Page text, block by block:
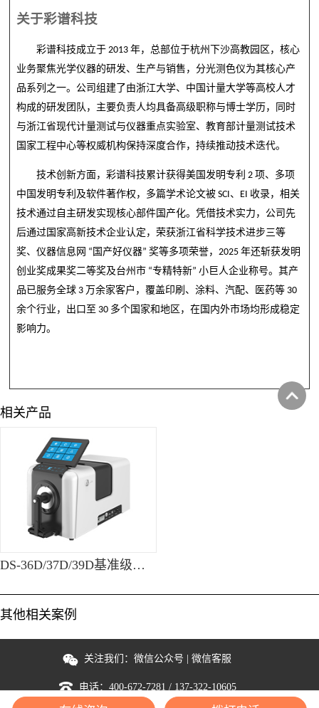
关于彩谱科技
彩谱科技成立于 2013年，总部位于杭州下沙高教园区，核心
业务聚焦光学仪器的研发、生产与销售，分光测色仪为其核心产
品系列之一。公司组建了由浙江大学、中国计量大学等高校人才
构成的研发团队，主要负责人均具备高级职称与博士学历，同时
与浙江省现代计量测试与仪器重点实验室、教育部计量测试技术
国家工程中心等权威机构保持深度合作，持续推动技术迭代。
技术创新方面，彩谱科技累计获得美国发明专利 2项、多项
中国发明专利及软件著作权，多篇学术论文被SCI、 EI 收录，相关
技术通过自主研发实现核心部件国产化。凭借技术实力，公司先
后通过国家高新技术企业认定，荣获浙江省科学技术进步三等
奖、仪器信息网 “ 国产好仪器”奖等多项荣誉，2025年还斩获发明
创业奖成果奖二等奖及台州市 “专精特新”小巨人企业称号。其产
品已服务全球 3 万余家客户，覆盖印刷、涂料、汽配、医药等 30
余个行业，出口至 30 多个国家和地区，在国内外市场均形成稳定
影响力。
相关产品
DS-36D/37D/39D基准级台式分光测色仪
其他相关案例
关注我们： 微信公众号 微信客服
电话： 400-672-7281 / 137-322-10605